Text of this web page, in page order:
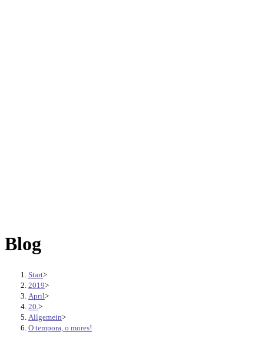
Blog
Start>
2019>
April>
20. >
Allgemein>
O tempora, o mores!